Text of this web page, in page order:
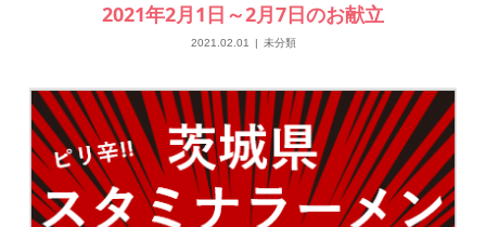
2021年2月1日～2月7日のお献立
2021.02.01 未分類